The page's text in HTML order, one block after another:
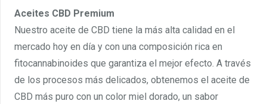
Aceites CBD Premium
Nuestro aceite de CBD tiene la más alta calidad en el
mercado hoy en día y con una composición rica en
fitocannabinoides que garantiza el mejor efecto. A través
de los procesos más delicados, obtenemos el aceite de
CBD más puro con un color miel dorado, un sabor